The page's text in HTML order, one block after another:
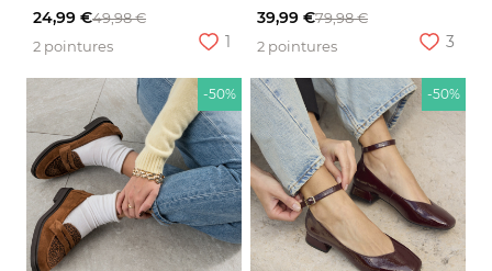
24,99 €49,98 €
2 pointures
1
39,99 €79,98 €
2 pointures
3
-50% -50%